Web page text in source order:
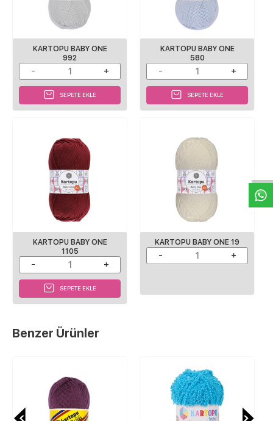
KARTOPU BABY ONE
992
SEPETE EKLE
KARTOPU BABY ONE
580
SEPETE EKLE
KARTOPU BABY ONE
1105
SEPETE EKLE
KARTOPU BABY ONE 19
Benzer Ürünler